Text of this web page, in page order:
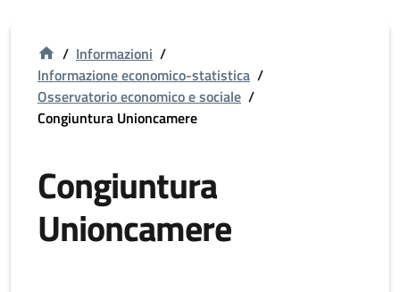
/ Informazioni /
Informazione economico-statistica /
Osservatorio economico e sociale /
Congiuntura Unioncamere
Congiuntura
Unioncamere